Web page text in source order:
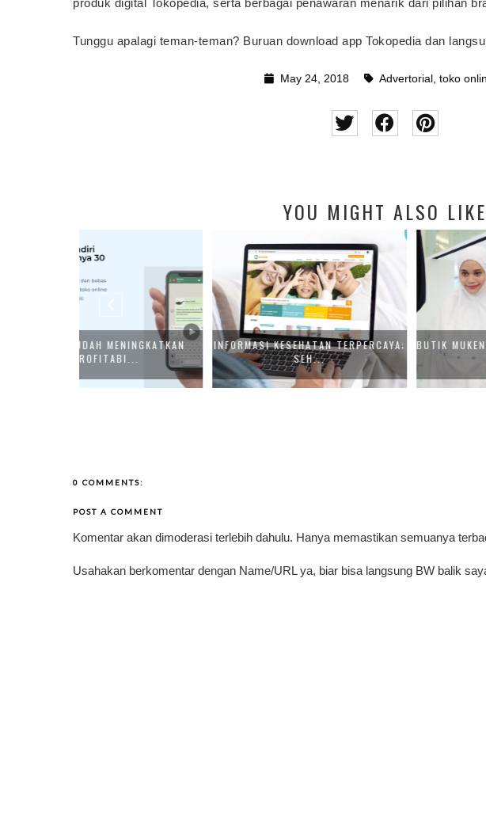
Tunggu apalagi teman-teman? Buruan download app Tokopedia dan
May 24, 2018 Advertorial toko
YOU MIGHT ALSO LIKE
INFORMASI KESEHATAN TERPERCAYA;
SEH...
BUTIK MUKENA SITI KHADIJAH, HADIR
D...
0 COMMENTS:
POST A COMMENT
Komentar akan dimoderasi terlebih dahulu. Hanya memastikan semuanya
Usahakan berkomentar dengan Name/URL ya, biar bisa langsung BW balik